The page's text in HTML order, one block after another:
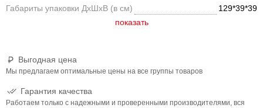
Выгодная цена
Мы предлагаем оптимальные цены на все группы товаров
Гарантия качества
Работаем только с надежными и проверенными производителями, вся
Габариты упаковки ДхШхВ (в см)
129*39*39